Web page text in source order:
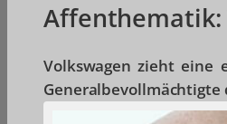
Affenthematik:
Volkswagen zieht eine
Generalbevollmächtigte